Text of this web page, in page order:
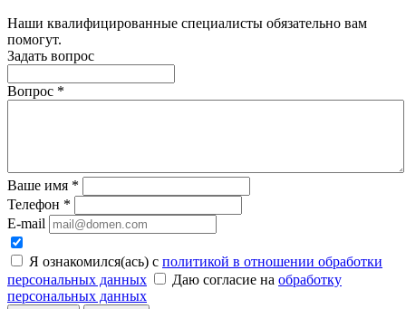
Наши квалифицированные специалисты обязательно вам
помогут.
Задать вопрос
Вопрос *
Ваше имя *
Телефон *
E-mail
Я ознакомился(ась) с политикой в отношении обработки
персональных данных
Даю согласие на обработку
персональных данных